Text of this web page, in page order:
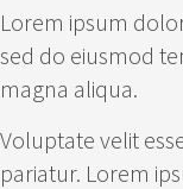
Lorem ipsum
sed do eiusmod
magna aliqua.
Voluptate velit
pariatur. Lorem